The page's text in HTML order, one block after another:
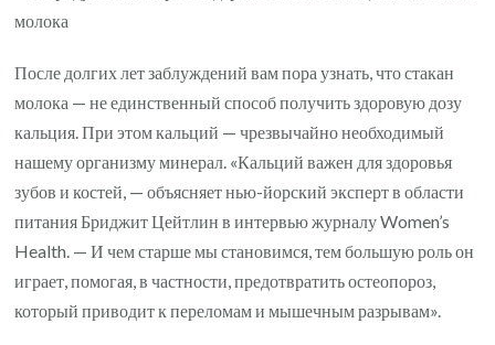
После долгих лет заблуждений вам пора узнать, что стакан
молока — не единственный способ получить здоровую дозу
кальция. При этом кальций — чрезвычайно необходимый
нашему организму минерал. «Кальций важен для здоровья
зубов и костей, — объясняет нью-йорский эксперт в области
питания Бриджит Цейтлин в интервью журналу Women’s
Health. — И чем старше мы становимся, тем большую роль он
играет, помогая, в частности, предотвратить остеопороз,
который приводит к переломам и мышечным разрывам».